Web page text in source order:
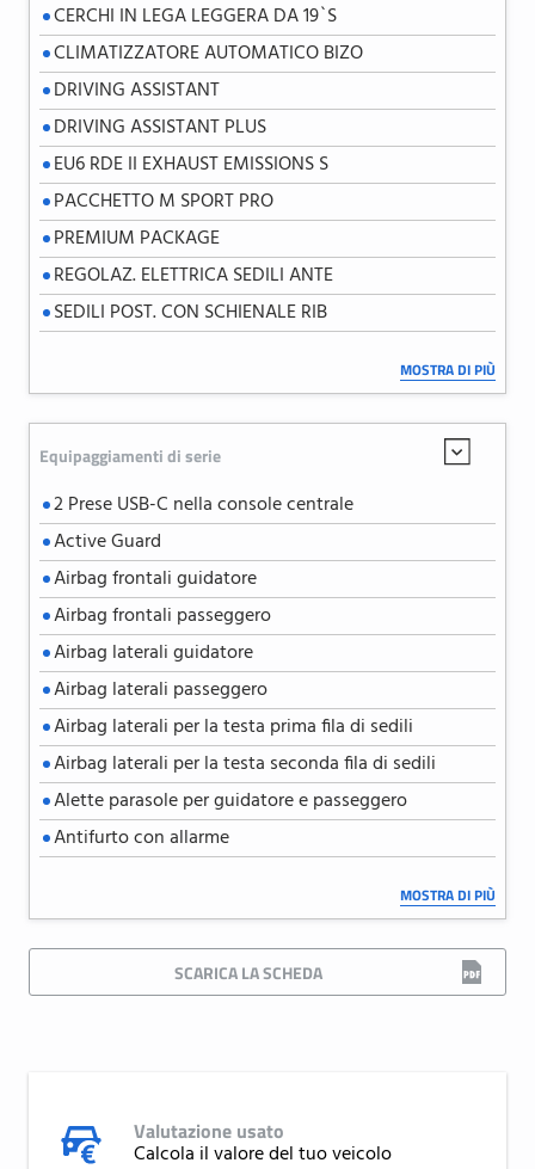
CERCHI IN LEGA LEGGERA DA 19`S
CLIMATIZZATORE AUTOMATICO BIZO
DRIVING ASSISTANT
DRIVING ASSISTANT PLUS
EU6 RDE II EXHAUST EMISSIONS S
PACCHETTO M SPORT PRO
PREMIUM PACKAGE
REGOLAZ. ELETTRICA SEDILI ANTE
SEDILI POST. CON SCHIENALE RIB
TETTO SCORREVOLE/INCLINABILE I
MOSTRA DI PIÙ
Equipaggiamenti di serie
2 Prese USB-C nella console centrale
Active Guard
Airbag frontali guidatore
Airbag frontali passeggero
Airbag laterali guidatore
Airbag laterali passeggero
Airbag laterali per la testa prima fila di sedili
Airbag laterali per la testa seconda fila di sedili
Alette parasole per guidatore e passeggero
Antifurto con allarme
B pillar in black high gloss
Bracciolo anteriore con pannello di controllo
MOSTRA DI PIÙ
SCARICA LA SCHEDA
Valutazione usato
Calcola il valore del tuo veicolo